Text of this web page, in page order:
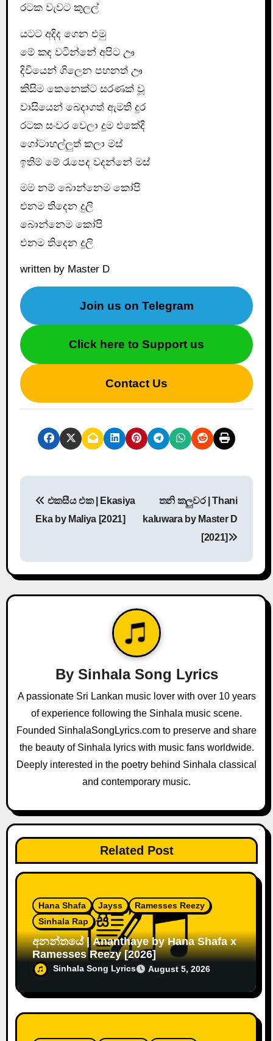
රටක වැවට කුලල්
යටට අදිද ගෙන එමු
මේ කඳ වටින්නේ අපිට ඌ
දිවියෙන් ගිලෙන පහනත් ඌ
කිසිම කෙනෙක්ට සරණක් වූ
වාසියෙන් බෙදාගත් ඇමති දූර
රටක සංවර වෙලා දූම එකේදි
ගෝටාහල්ලුත් කලා මස්
ඉතිම් මේ රැපෙද වදන්නේ මස්
මම නම් බොන්නෙම කෝපි
එනම තිදෙන දුලි
බොන්නෙම කෝපි
එනම තිදෙන දූලි
written by Master D
Join us on Telegram
Click here to Support us
Contact Us
t
n
g
t
i
n
එකසීය එක | Ekasiya
Eka by Maliya [2021]
තනි කලුවර | Thani
kaluwara by Master D
[2021]
By Sinhala Song Lyrics
A passionate Sri Lankan music lover with over 10 years
of experience following the Sinhala music scene.
Founded SinhalaSongLyrics.com to preserve and share
the beauty of Sinhala lyrics with music fans worldwide.
Deeply interested in the poetry behind Sinhala classical
and contemporary music.
Related Post
Hana Shafa Jayss
Ramesses Reezy
Sinhala Rap
අනන්තයේ | Ananthaye by Hana Shafa x
Ramesses Reezy [2026]
Sinhala Song Lyrics August 5, 2026